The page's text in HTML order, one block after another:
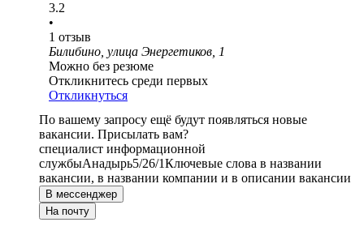
3.2
•
1 отзыв
Билибино, улица Энергетиков, 1
Можно без резюме
Откликнитесь среди первых
Откликнуться
По вашему запросу ещё будут появляться новые
вакансии. Присылать вам?
специалист информационной
службыАнадырь5/26/1Ключевые слова в названии
вакансии, в названии компании и в описании вакансии
В мессенджер
На почту